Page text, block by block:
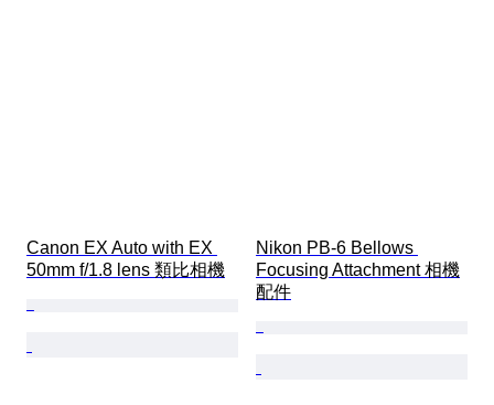
Canon EX Auto with EX
50mm f/1.8 lens 類比相機
Nikon PB-6 Bellows
Focusing Attachment 相機
配件